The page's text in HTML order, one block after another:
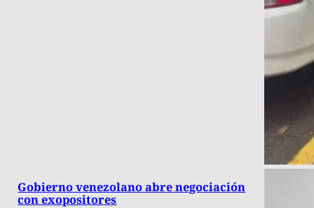
Gobierno venezolano abre negociación
con exopositores